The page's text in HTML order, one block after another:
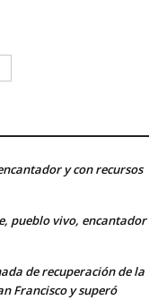
y con recursos
pueblo vivo, encantador
de recuperación de la
Francisco y superó